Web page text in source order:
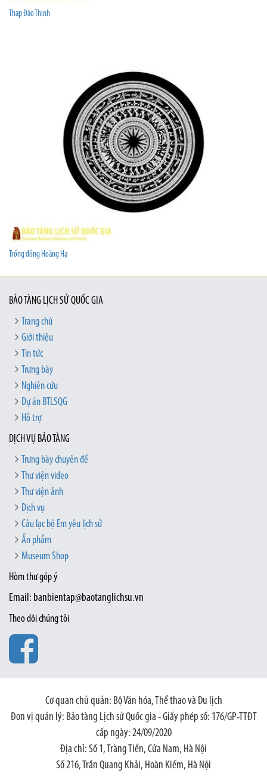
Thạp Đào Thịnh
Trống đồng Hoàng Hạ
BẢO TÀNG LỊCH SỬ QUỐC GIA
Trang chủ
Giới thiệu
Tin tức
Trưng bày
Nghiên cứu
Dự án BTLSQG
Hỗ trợ
DỊCH VỤ BẢO TÀNG
Trưng bày chuyên đề
Thư viện video
Thư viện ảnh
Dịch vụ
Câu lạc bộ Em yêu lịch sử
Ấn phẩm
Museum Shop
Hòm thư góp ý
Email: banbientap@baotanglichsu.vn
Theo dõi chúng tôi
Cơ quan chủ quản: Bộ Văn hóa, Thể thao và Du lịch
Đơn vị quản lý: Bảo tàng Lịch sử Quốc gia - Giấy phép số: 176/GP-TTĐT
cấp ngày: 24/09/2020
Địa chỉ: Số 1, Tràng Tiền, Cửa Nam, Hà Nội
Số 216, Trần Quang Khải, Hoàn Kiếm, Hà Nội